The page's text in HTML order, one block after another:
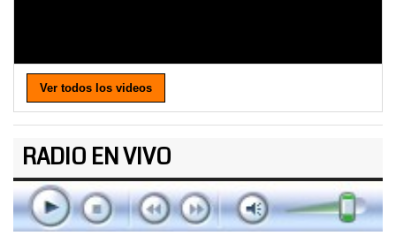
Ver todos los videos
RADIO EN VIVO